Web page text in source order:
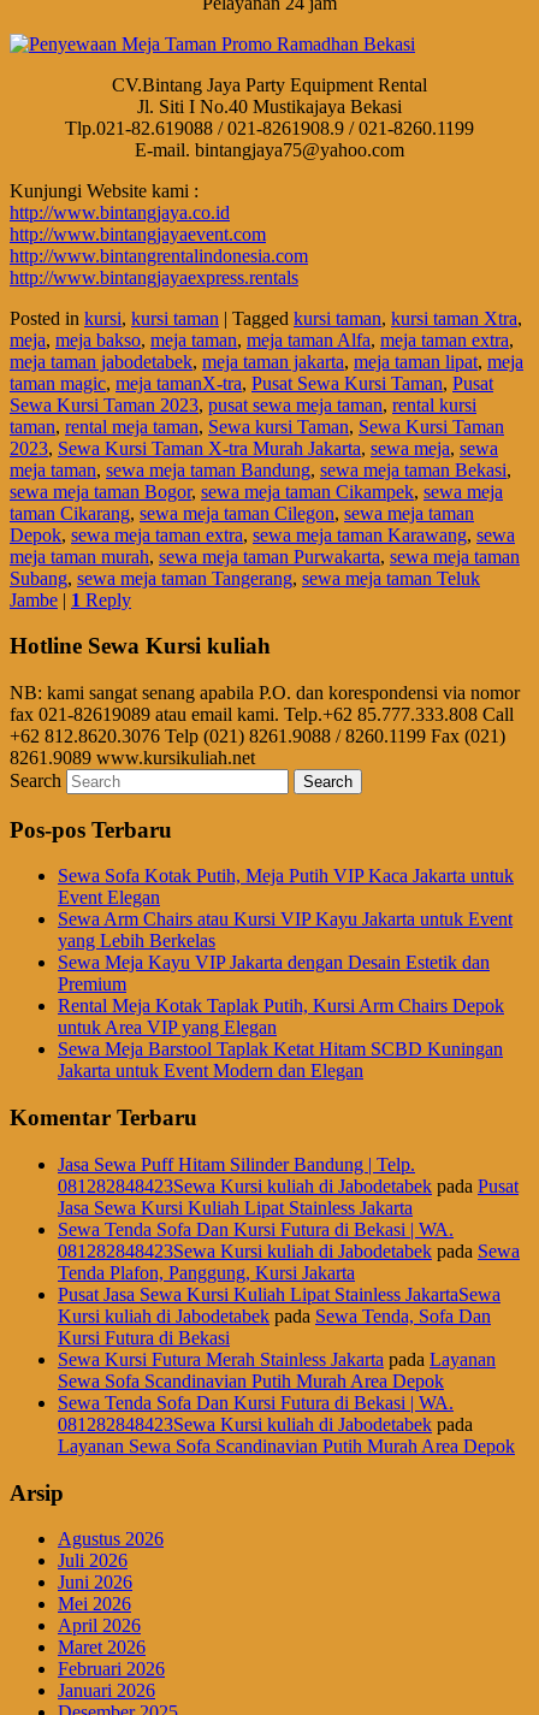
CV.Bintang Jaya Party Equipment Rental
Jl. Siti I No.40 Mustikajaya Bekasi
Tlp.021-82.619088 / 021-8261908.9 / 021-8260.1199
E-mail. bintangjaya75@yahoo.com
Kunjungi Website kami :
http://www.bintangjaya.co.id
http://www.bintangjayaevent.com
http://www.bintangrentalindonesia.com
http://www.bintangjayaexpress.rentals
Posted in kursi, kursi taman | Tagged kursi taman, kursi taman Xtra,
meja, meja bakso, meja taman, meja taman Alfa, meja taman extra,
meja taman jabodetabek, meja taman jakarta, meja taman lipat, meja
taman magic, meja tamanX-tra, Pusat Sewa Kursi Taman, Pusat
Sewa Kursi Taman 2023, pusat sewa meja taman, rental kursi
taman, rental meja taman, Sewa kursi Taman, Sewa Kursi Taman
2023, Sewa Kursi Taman X-tra Murah Jakarta, sewa meja, sewa
meja taman, sewa meja taman Bandung, sewa meja taman Bekasi,
sewa meja taman Bogor, sewa meja taman Cikampek, sewa meja
taman Cikarang, sewa meja taman Cilegon, sewa meja taman
Depok, sewa meja taman extra, sewa meja taman Karawang, sewa
meja taman murah, sewa meja taman Purwakarta, sewa meja taman
Subang, sewa meja taman Tangerang, sewa meja taman Teluk
Jambe | 1 Reply
Hotline Sewa Kursi kuliah
NB: kami sangat senang apabila P.O. dan korespondensi via nomor
fax 021-82619089 atau email kami. Telp.+62 85.777.333.808 Call
+62 812.8620.3076 Telp (021) 8261.9088 / 8260.1199 Fax (021)
8261.9089 www.kursikuliah.net
Search
Pos-pos Terbaru
Sewa Sofa Kotak Putih, Meja Putih VIP Kaca Jakarta untuk
Event Elegan
Sewa Arm Chairs atau Kursi VIP Kayu Jakarta untuk Event
yang Lebih Berkelas
Sewa Meja Kayu VIP Jakarta dengan Desain Estetik dan
Premium
Rental Meja Kotak Taplak Putih, Kursi Arm Chairs Depok
untuk Area VIP yang Elegan
Sewa Meja Barstool Taplak Ketat Hitam SCBD Kuningan
Jakarta untuk Event Modern dan Elegan
Komentar Terbaru
Jasa Sewa Puff Hitam Silinder Bandung | Telp.
081282848423Sewa Kursi kuliah di Jabodetabek pada Pusat
Jasa Sewa Kursi Kuliah Lipat Stainless Jakarta
Sewa Tenda Sofa Dan Kursi Futura di Bekasi | WA.
081282848423Sewa Kursi kuliah di Jabodetabek pada Sewa
Tenda Plafon, Panggung, Kursi Jakarta
Pusat Jasa Sewa Kursi Kuliah Lipat Stainless JakartaSewa
Kursi kuliah di Jabodetabek pada Sewa Tenda, Sofa Dan
Kursi Futura di Bekasi
Sewa Kursi Futura Merah Stainless Jakarta pada Layanan
Sewa Sofa Scandinavian Putih Murah Area Depok
Sewa Tenda Sofa Dan Kursi Futura di Bekasi | WA.
081282848423Sewa Kursi kuliah di Jabodetabek pada
Layanan Sewa Sofa Scandinavian Putih Murah Area Depok
Arsip
Agustus 2026
Juli 2026
Juni 2026
Mei 2026
April 2026
Maret 2026
Februari 2026
Januari 2026